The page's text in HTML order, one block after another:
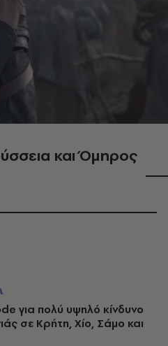
και Όμηρος
για πολύ υψηλό κίνδυνο
σε Κρήτη, Χίο, Σάμο και